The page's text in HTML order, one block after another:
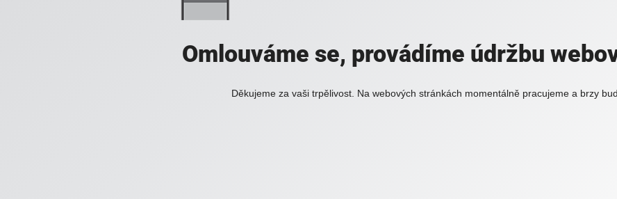
Omlouváme se, provádíme údržbu
Děkujeme za vaši trpělivost. Na webových stránkách momentálně pracujeme a brzy